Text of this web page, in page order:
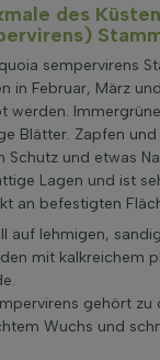
des
sempervirens
in Februar, März
werden.
Blätter. Zapfen
Schutz und etwas
Lagen und ist
an befestigten
auf lehmigen,
mit kalkreichem
gehört zu
Wuchs und